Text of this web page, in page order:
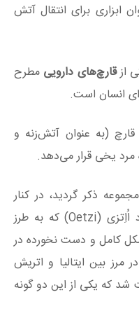
ابزاری برای انتقال آتش
ازقارچ‌های دارویی مطرح
انسان است.
(به عنوان آتش‌زنه و
مرد یخی قرار می‌دهد.
ذکر گردید، در کنار
جسد مرد یخی (Ice Man) یا مرد اُاِتزی (Oetzi) که به طرز
۵۰۰۰ سال به شکل کامل و دست نخورده در
بین ایتالیا و اتریش
شد که یکی از این دو گونه